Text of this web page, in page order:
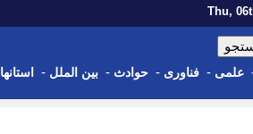
علمی - فناوری - حوادث - بین الملل - استانها